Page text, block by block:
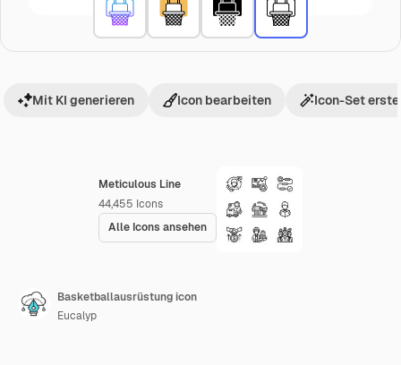
Meticulous Line
44,455 Icons
Alle Icons ansehen
Mit KI generieren Icon bearbeiten Icon-Set
Basketballausrüstung icon
Eucalyp